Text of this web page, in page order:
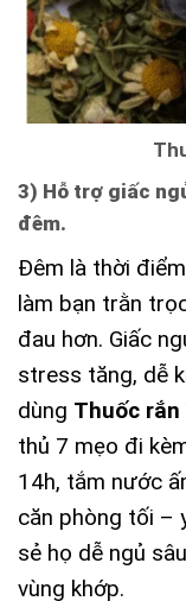
3) Hỗ trợ giấc
đêm.
Đêm là thời
làm bạn trằn
đau hơn. Giấc
stress tăng, dễ
dùng Thuốc rắn
thủ 7 mẹo đi
14h, tắm nước
căn phòng tối –
sẻ họ dễ ngủ
vùng khớp.